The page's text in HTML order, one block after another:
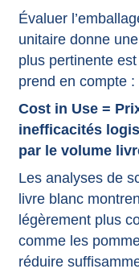
Évaluer
unitaire donne
plus pertinente
prend en compte :
Cost in Use =
inefficacités
par le volume
Les analyses de
livre blanc
légèrement plus
comme les
réduire